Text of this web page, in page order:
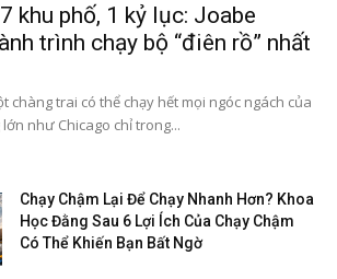
khu phố, 1 kỷ lục: Joabe
trình chạy bộ “điên rồ” nhất
chàng trai có thể chạy hết mọi ngóc ngách của
như Chicago chỉ trong...
Chạy Chậm Lại Để Chạy Nhanh Hơn? Khoa
Học Đằng Sau 6 Lợi Ích Của Chạy Chậm
Có Thể Khiến Bạn Bất Ngờ